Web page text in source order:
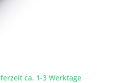
ca. 1-3 Werktage